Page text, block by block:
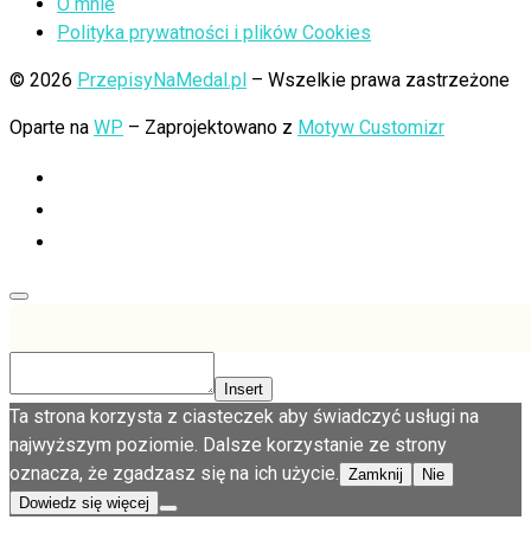
Polityka prywatności i plików Cookies
© 2026 PrzepisyNaMedal.pl – Wszelkie prawa zastrzeżone
Oparte na WP – Zaprojektowano z Motyw Customizr
Insert
Ta strona korzysta z ciasteczek aby świadczyć usługi na
najwyższym poziomie. Dalsze korzystanie ze strony
oznacza, że zgadzasz się na ich użycie. Zamknij
Nie
Dowiedz się więcej